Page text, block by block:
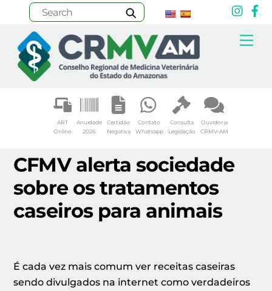
content
ART
Online
Anuidade
2026
Certidão
Negativa
Contato
Whatsapp
Consulta
Legislação
Ouvidoria
CRMV-AM
CFMV alerta sociedade
sobre os tratamentos
caseiros para animais
É cada vez mais comum ver receitas caseiras
sendo divulgados na internet como verdadeiros